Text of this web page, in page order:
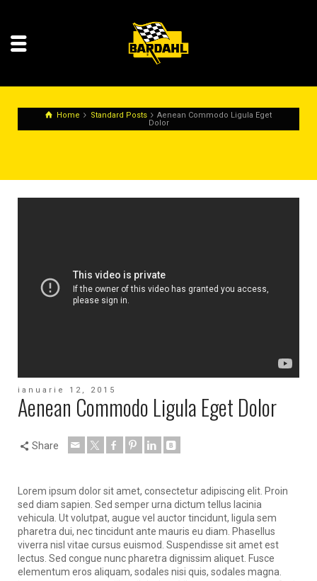
Home Standard Posts
Aenean Commodo Ligula Eget
Dolor
ianuarie 12, 2015
Aenean Commodo Ligula Eget Dolor
Share
Lorem ipsum dolor sit amet, consectetur adipiscing elit. Proin
sed diam sapien. Sed semper urna dictum tellus lacinia
vehicula. Ut volutpat, augue vel auctor tincidunt, ligula sem
pharetra dui, nec tincidunt ante mauris eu diam. Phasellus
viverra nisl vitae cursus euismod. Suspendisse sit amet est
lectus. Sed congue nunc pharetra dignissim aliquet. Fusce
elementum eros aliquam, sodales nisi quis, sodales magna.